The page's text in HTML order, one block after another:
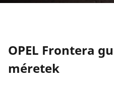
OPEL Frontera
méretek